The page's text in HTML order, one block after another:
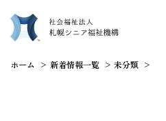
ホーム 新着情報一覧 未分類